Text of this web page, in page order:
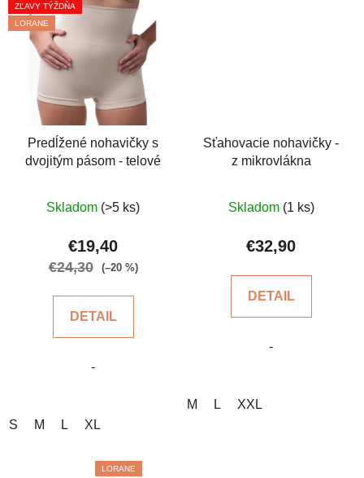
ZĽAVY TÝŽDŇA
LORANE
Predĺžené nohavičky s
dvojitým pásom - telové
hodnotenie
produktu
5
Skladom (>5 ks)
€19,40
€24,30 (–20 %)
DETAIL
-
S M L XL
Sťahovacie nohavičky -
z mikrovlákna
hodnotenie
produktu
z
hviezdičiek.
Skladom (1 ks)
€32,90
DETAIL
-
M L XXL
LORANE